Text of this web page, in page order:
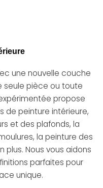
une nouvelle couche
seule pièce ou toute
propose
de peinture intérieure,
et des plafonds, la
la peinture des
plus. Nous vous aidons
parfaites pour
unique.